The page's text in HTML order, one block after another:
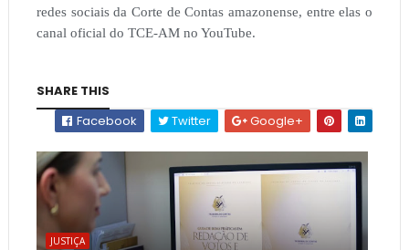
redes sociais da Corte de Contas amazonense, entre elas o
canal oficial do TCE-AM no YouTube.
SHARE THIS
Facebook
Twitter Google+
JUSTIÇA